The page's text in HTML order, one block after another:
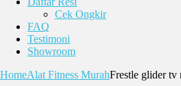
Cek Ongkir
FAQ
Testimoni
Showroom
HomeAlat Fitness MurahFrestle glider tv